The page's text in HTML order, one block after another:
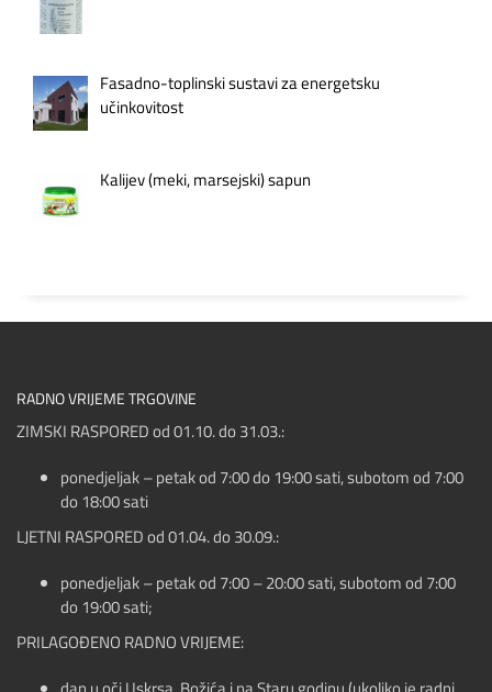
Fasadno-toplinski sustavi za energetsku
učinkovitost
Kalijev (meki, marsejski) sapun
RADNO VRIJEME TRGOVINE
ZIMSKI RASPORED od 01.10. do 31.03.:
ponedjeljak – petak od 7:00 do 19:00 sati, subotom od 7:00
do 18:00 sati
LJETNI RASPORED od 01.04. do 30.09.:
ponedjeljak – petak od 7:00 – 20:00 sati, subotom od 7:00
do 19:00 sati;
PRILAGOĐENO RADNO VRIJEME: